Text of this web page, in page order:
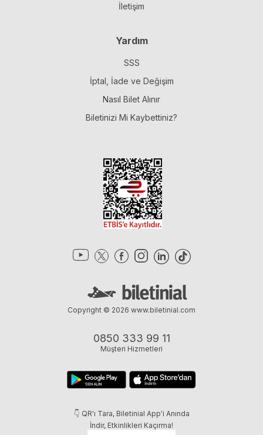
İletişim
Yardım
SSS
İptal, İade ve Değişim
Nasıl Bilet Alınır
Biletinizi Mi Kaybettiniz?
0850 333 99 11
Müşteri Hizmetleri
👇 QR'ı Tara, Biletinial App'i Anında
İndir, Etkinlikleri Kaçırma!
Copyright © 2026 www.biletinial.com